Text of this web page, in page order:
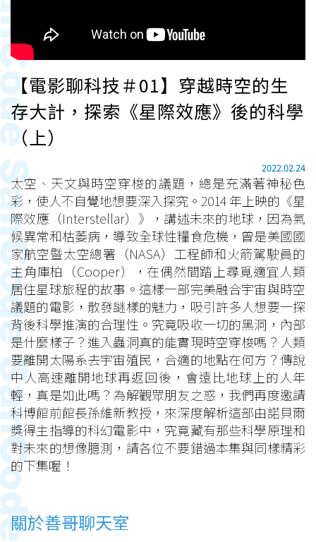
【電影聊科技＃01】穿越時空的生
存大計，探索《星際效應》後的科學
（上）
2022.02.24
太空、天文與時空穿梭的議題，總是充滿著神秘色
彩，使人不自覺地想要深入探究。2014 年上映的《星
際效應（Interstellar）》，講述未來的地球，因為氣
候異常和枯萎病，導致全球性糧食危機，曾是美國國
家航空暨太空總署（NASA）工程師和火箭駕駛員的
主角庫柏（Cooper），在偶然間踏上尋覓適宜人類
居住星球旅程的故事。這樣一部完美融合宇宙與時空
議題的電影，散發謎樣的魅力，吸引許多人想要一探
背後科學推演的合理性。究竟吸收一切的黑洞，內部
是什麼樣子？進入蟲洞真的能實現時空穿梭嗎？人類
要離開太陽系去宇宙殖民，合適的地點在何方？傳說
中人高速離開地球再返回後，會遠比地球上的人年
輕，真是如此嗎？為解觀眾朋友之惑，我們再度邀請
科博館前館長孫維新教授，來深度解析這部由諾貝爾
獎得主指導的科幻電影中，究竟藏有那些科學原理和
對未來的想像臆測，請各位不要錯過本集與同樣精彩
的下集喔！
關於善哥聊天室